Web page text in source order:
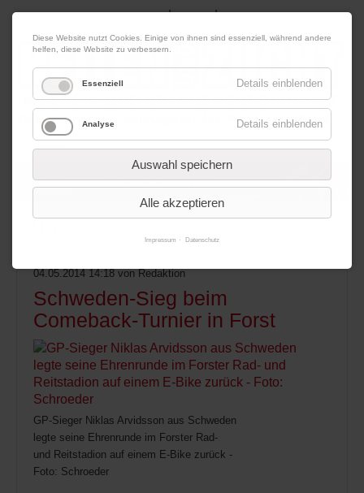
09. August 2026 Impressum|Kontakt|Datenschutz
Werbung
04.05.2014 14:18 von Redaktion
Schweden-Sieg beim
Comeback-Turnier in Forst
GP-Sieger Niklas Arvidsson aus Schweden
legte seine Ehrenrunde im Forster Rad-
und Reitstadion auf einem E-Bike zurück -
Foto: Schroeder
Diese Website nutzt Cookies. Einige von ihnen sind essenziell, während andere
helfen, diese Website zu verbessern.
Essenziell Details einblenden
Analyse Details einblenden
Auswahl speichern
Alle akzeptieren
Impressum Datenschutz